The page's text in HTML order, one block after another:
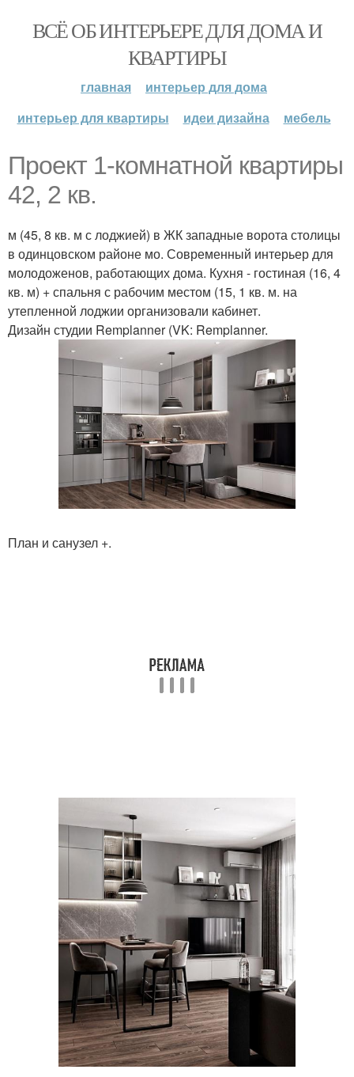
ВСЁ ОБ ИНТЕРЬЕРЕ ДЛЯ ДОМА И
КВАРТИРЫ
главная
интерьер для дома
интерьер для квартиры
идеи дизайна мебель
Проект 1-комнатной квартиры
42, 2 кв.
м (45, 8 кв. м с лоджией) в ЖК западные ворота столицы
в одинцовском районе мо. Современный интерьер для
молодоженов, работающих дома. Кухня - гостиная (16, 4
кв. м) + спальня с рабочим местом (15, 1 кв. м. на
утепленной лоджии организовали кабинет.
Дизайн студии Remplanner (VK: Remplanner.
План и санузел +.